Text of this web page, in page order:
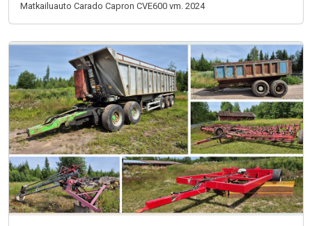
Matkailuauto Carado Capron CVE600 vm. 2024